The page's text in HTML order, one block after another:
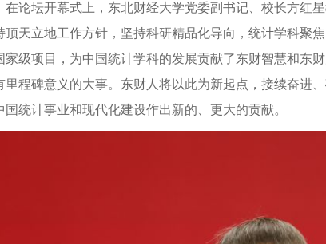
在论坛开幕式上，东北财经大学党委副书记、校长方红
顶天立地工作方针，坚持科研精品化导向，统计学科聚
家级项目，为中国统计学科的发展贡献了东财智慧和东
里程碑意义的大事。东财人将以此为新起点，接续奋进
国统计事业和现代化建设作出新的、更大的贡献。